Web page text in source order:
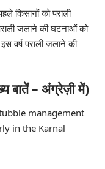
को पराली
जलाने की घटनाओं को
वर्ष पराली जलाने की
– अंग्रेज़ी में)
management
in the Karnal